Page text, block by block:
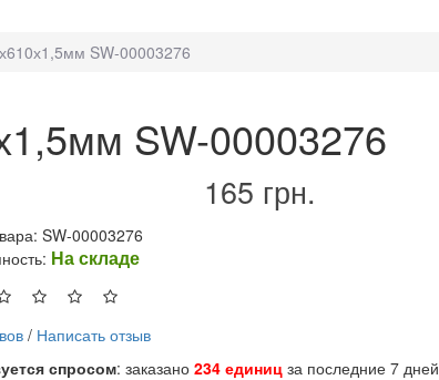
SW-00003276
SW-00003276
165 грн.
SW-00003276
На складе
/ Написать отзыв
спросом: заказано 234 единиц за последние 7 дней